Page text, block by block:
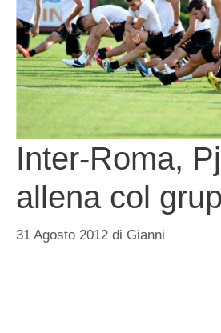
Inter-Roma,
allena col
31 Agosto 2012 di Gianni